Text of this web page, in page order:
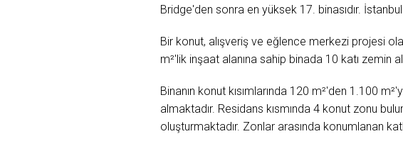
Bridge'den sonra en yüksek 17. binasıdır.
Bir konut, alışveriş ve eğlence merkezi projesi
m²'lik inşaat alanına sahip binada 10 katı zemin
Binanın konut kısımlarında 120 m²'den 1.100
almaktadır. Residans kısmında 4 konut zonu
oluşturmaktadır. Zonlar arasında konumlanan